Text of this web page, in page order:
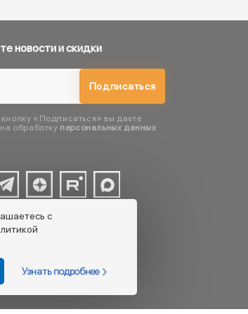
новости и скидки
Подписаться
«Подписаться» вы даете
обработку персональных данных
с
Узнать подробнее